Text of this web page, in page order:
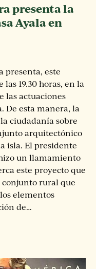
presenta la
Ayala en
presenta, este
19.30 horas, en la
las actuaciones
De esta manera, la
ciudadanía sobre
arquitectónico
isla. El presidente
un llamamiento
este proyecto que
conjunto rural que
elementos
de…